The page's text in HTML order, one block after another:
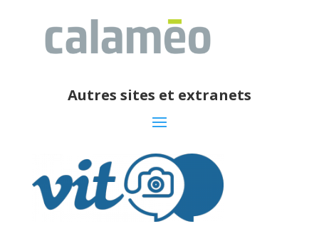
Autres sites et extranets